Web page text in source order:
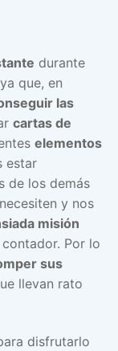
durante
que, en
las
cartas de
elementos
estar
de los demás
y nos
misión
Por lo
sus
llevan rato
disfrutarlo